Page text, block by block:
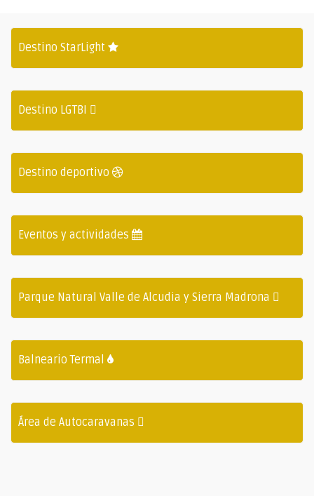
Destino StarLight
Destino LGTBI
Destino deportivo
Eventos y actividades
Parque Natural Valle de Alcudia y Sierra Madrona
Balneario Termal
Área de Autocaravanas